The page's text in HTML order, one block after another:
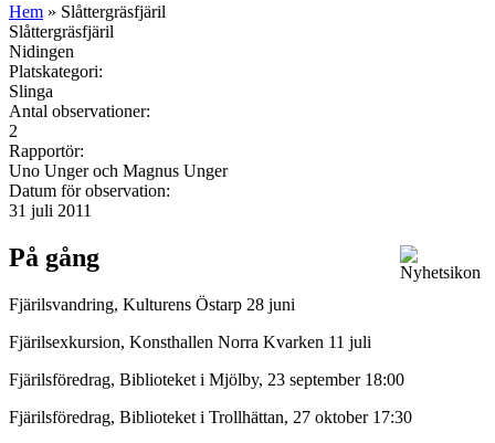
Hem » Slåttergräsfjäril
Slåttergräsfjäril
Nidingen
Platskategori:
Slinga
Antal observationer:
2
Rapportör:
Uno Unger och Magnus Unger
Datum för observation:
31 juli 2011
På gång
Fjärilsvandring, Kulturens Östarp 28 juni
Fjärilsexkursion, Konsthallen Norra Kvarken 11 juli
Fjärilsföredrag, Biblioteket i Mjölby, 23 september 18:00
Fjärilsföredrag, Biblioteket i Trollhättan, 27 oktober 17:30